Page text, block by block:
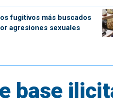
fugitivos más buscados
agresiones sexuales
base